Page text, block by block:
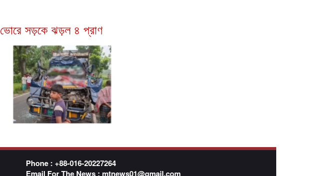
ভোরে সড়কে ঝড়ল ৪ প্রাণ
Phone : +88-016-20227264
Email For The News : mtnews01@gmail.com